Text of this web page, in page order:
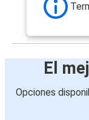
El
Opciones